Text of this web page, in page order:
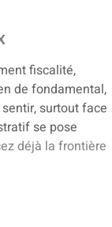
fiscalité,
de fondamental,
surtout face
se pose
déjà la frontière